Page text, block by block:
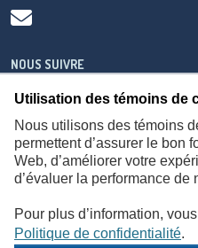
Utilisation des témoins de
Nous utilisons des témoins
permettent d’assurer le bon
Web, d’améliorer votre
d’évaluer la performance de
Pour plus d’information,
Politique de confidentialité.
NOUS SUIVRE
À propos Accessibilité Plan